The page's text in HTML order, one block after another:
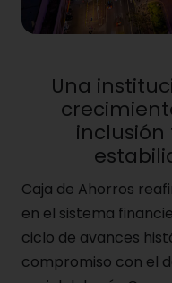
Una
inclusión
Caja de Ahorros
en el sistema
ciclo de avances
compromiso con el